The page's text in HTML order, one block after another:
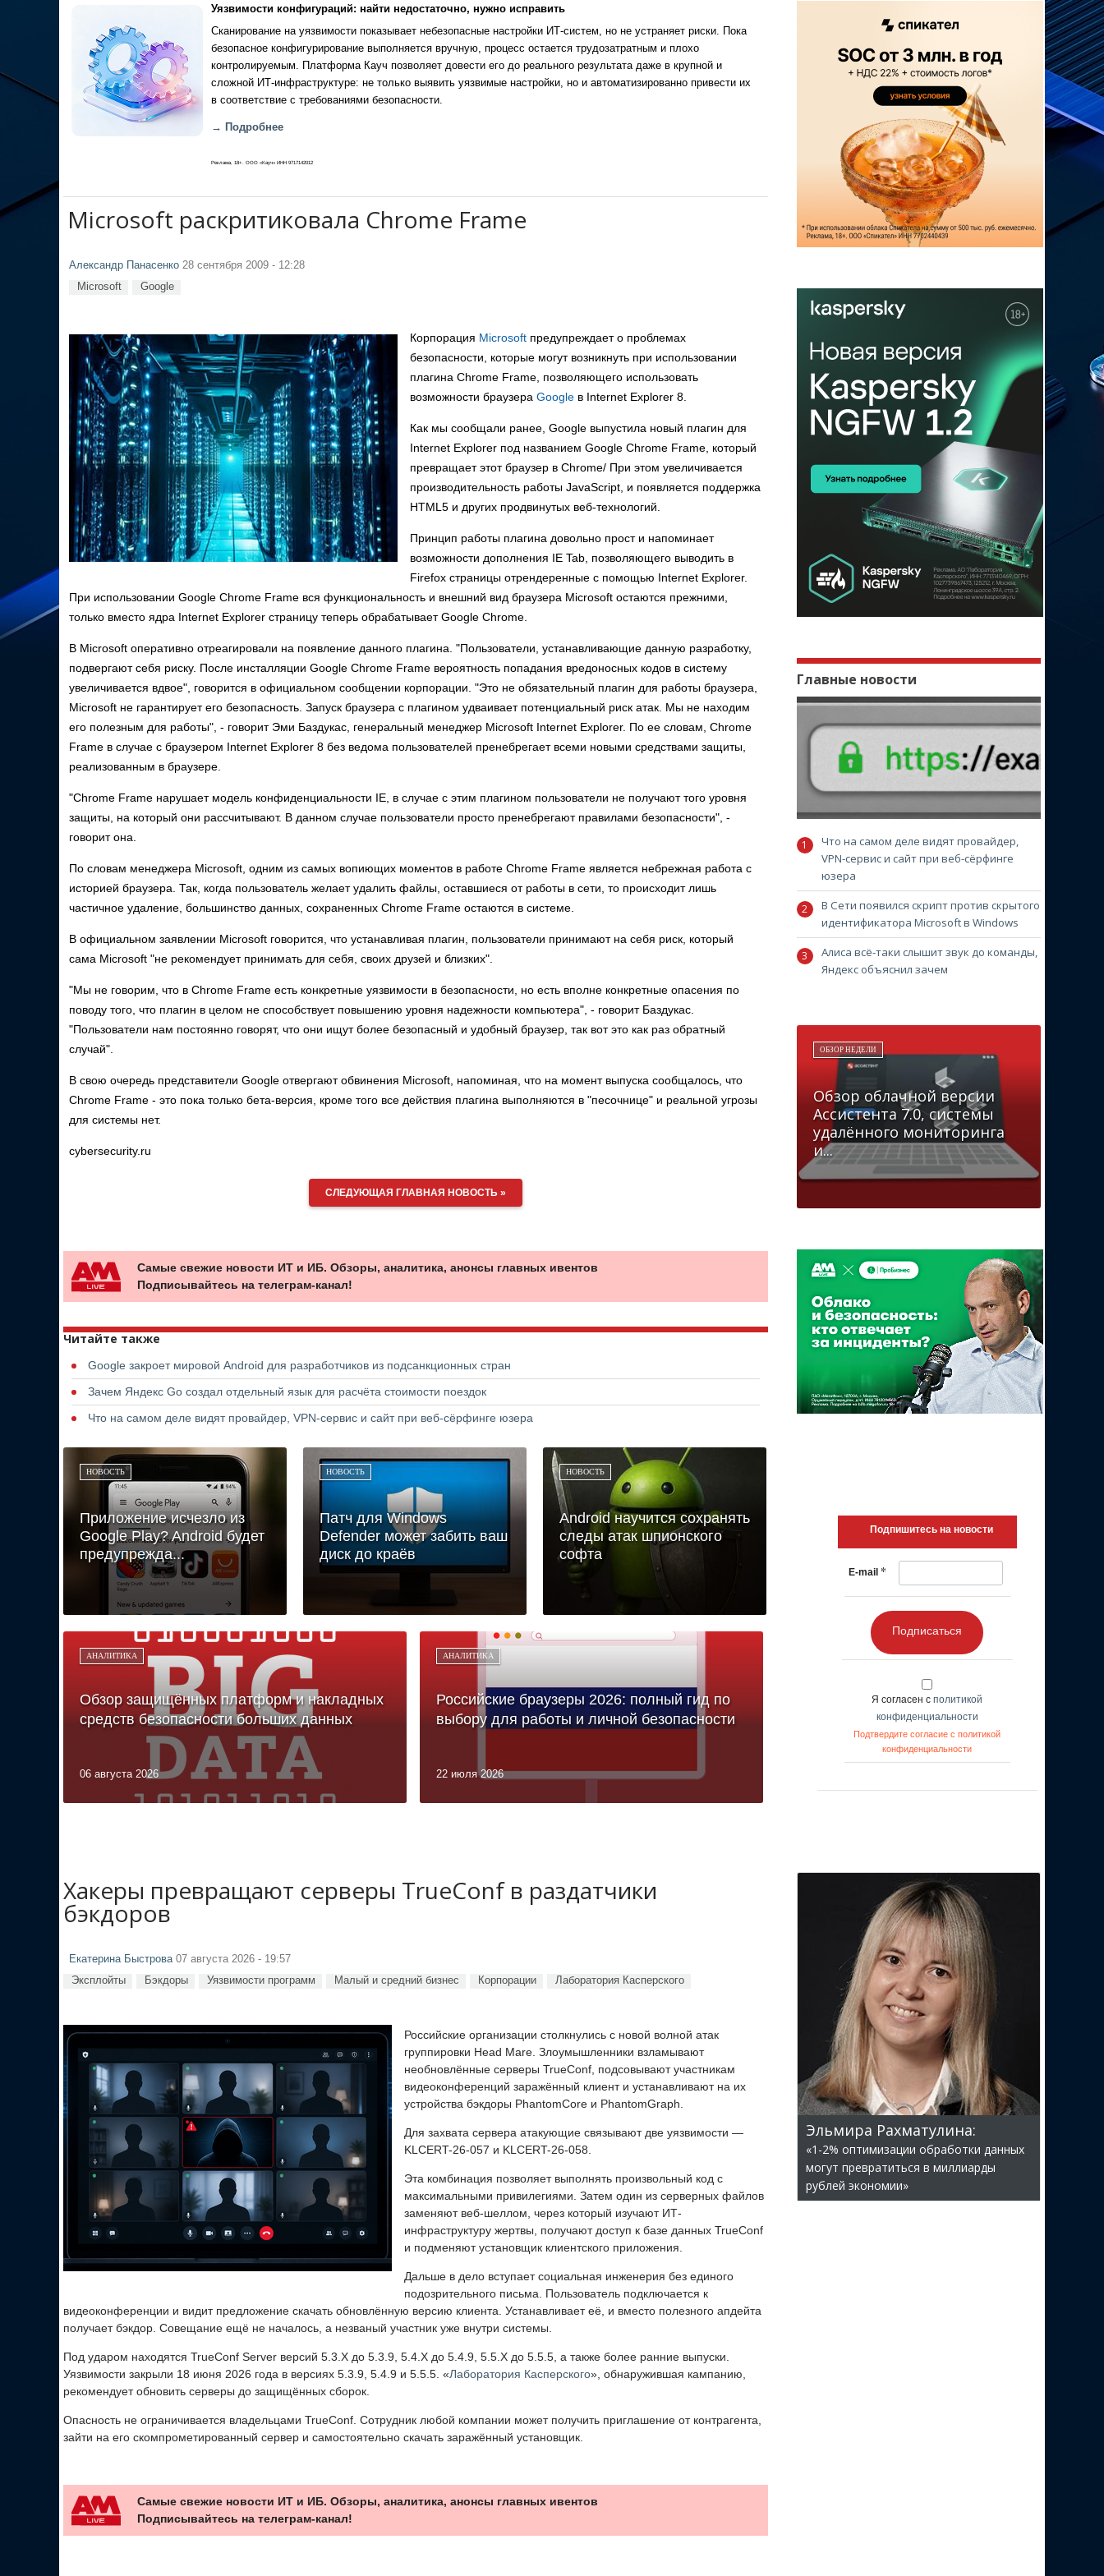
Уязвимости конфигураций: найти недостаточно, нужно исправить
Сканирование на уязвимости показывает небезопасные настройки ИТ-систем, но не устраняет риски. Пока
безопасное конфигурирование выполняется вручную, процесс остается трудозатратным и плохо
контролируемым. Платформа Кауч позволяет довести его до реального результата даже в крупной и
сложной ИТ-инфраструктуре: не только выявить уязвимые настройки, но и автоматизированно привести их
в соответствие с требованиями безопасности.
→ Подробнее
Реклама, 18+. ООО «Кауч» ИНН 9717142012
Microsoft раскритиковала Chrome Frame
Александр Панасенко 28 сентября 2009 - 12:28
Microsoft Google
Корпорация Microsoft предупреждает о проблемах
безопасности, которые могут возникнуть при использовании
плагина Chrome Frame, позволяющего использовать
возможности браузера Google в Internet Explorer 8.
Как мы сообщали ранее, Google выпустила новый плагин для
Internet Explorer под названием Google Chrome Frame, который
превращает этот браузер в Chrome/ При этом увеличивается
производительность работы JavaScript, и появляется поддержка
HTML5 и других продвинутых веб-технологий.
Принцип работы плагина довольно прост и напоминает
возможности дополнения IE Tab, позволяющего выводить в
Firefox страницы отрендеренные с помощью Internet Explorer.
При использовании Google Chrome Frame вся функциональность и внешний вид браузера Microsoft остаются прежними,
только вместо ядра Internet Explorer страницу теперь обрабатывает Google Chrome.
В Microsoft оперативно отреагировали на появление данного плагина. "Пользователи, устанавливающие данную разработку,
подвергают себя риску. После инсталляции Google Chrome Frame вероятность попадания вредоносных кодов в систему
увеличивается вдвое", говорится в официальном сообщении корпорации. "Это не обязательный плагин для работы браузера,
Microsoft не гарантирует его безопасность. Запуск браузера с плагином удваивает потенциальный риск атак. Мы не находим
его полезным для работы", - говорит Эми Баздукас, генеральный менеджер Microsoft Internet Explorer. По ее словам, Chrome
Frame в случае с браузером Internet Explorer 8 без ведома пользователей пренебрегает всеми новыми средствами защиты,
реализованным в браузере.
"Chrome Frame нарушает модель конфиденциальности IE, в случае с этим плагином пользователи не получают того уровня
защиты, на который они рассчитывают. В данном случае пользователи просто пренебрегают правилами безопасности", -
говорит она.
По словам менеджера Microsoft, одним из самых вопиющих моментов в работе Chrome Frame является небрежная работа с
историей браузера. Так, когда пользователь желает удалить файлы, оставшиеся от работы в сети, то происходит лишь
частичное удаление, большинство данных, сохраненных Chrome Frame остаются в системе.
В официальном заявлении Microsoft говорится, что устанавливая плагин, пользователи принимают на себя риск, который
сама Microsoft "не рекомендует принимать для себя, своих друзей и близких".
"Мы не говорим, что в Chrome Frame есть конкретные уязвимости в безопасности, но есть вполне конкретные опасения по
поводу того, что плагин в целом не способствует повышению уровня надежности компьютера", - говорит Баздукас.
"Пользователи нам постоянно говорят, что они ищут более безопасный и удобный браузер, так вот это как раз обратный
случай".
В свою очередь представители Google отвергают обвинения Microsoft, напоминая, что на момент выпуска сообщалось, что
Chrome Frame - это пока только бета-версия, кроме того все действия плагина выполняются в "песочнице" и реальной угрозы
для системы нет.
cybersecurity.ru
СЛЕДУЮЩАЯ ГЛАВНАЯ НОВОСТЬ »
Самые свежие новости ИТ и ИБ. Обзоры, аналитика, анонсы главных ивентов
Подписывайтесь на телеграм-канал!
Читайте также
Google закроет мировой Android для разработчиков из подсанкционных стран
Зачем Яндекс Go создал отдельный язык для расчёта стоимости поездок
Что на самом деле видят провайдер, VPN-сервис и сайт при веб-сёрфинге юзера
НОВОСТЬ
Приложение исчезло из
Google Play? Android будет
предупрежда...
НОВОСТЬ
Патч для Windows
Defender может забить ваш
диск до краёв
НОВОСТЬ
Android научится сохранять
следы атак шпионского
софта
АНАЛИТИКА
Обзор защищённых платформ и накладных
средств безопасности больших данных
06 августа 2026
АНАЛИТИКА
Российские браузеры 2026: полный гид по
выбору для работы и личной безопасности
22 июля 2026
Хакеры превращают серверы TrueConf в раздатчики
бэкдоров
Екатерина Быстрова 07 августа 2026 - 19:57
Эксплойты Бэкдоры Уязвимости программ Малый и средний бизнес Корпорации Лаборатория Касперского
Российские организации столкнулись с новой волной атак
группировки Head Mare. Злоумышленники взламывают
необновлённые серверы TrueConf, подсовывают участникам
видеоконференций заражённый клиент и устанавливают на их
устройства бэкдоры PhantomCore и PhantomGraph.
Для захвата сервера атакующие связывают две уязвимости —
KLCERT-26-057 и KLCERT-26-058.
Эта комбинация позволяет выполнять произвольный код с
максимальными привилегиями. Затем один из серверных файлов
заменяют веб-шеллом, через который изучают ИТ-
инфраструктуру жертвы, получают доступ к базе данных TrueConf
и подменяют установщик клиентского приложения.
Дальше в дело вступает социальная инженерия без единого
подозрительного письма. Пользователь подключается к
видеоконференции и видит предложение скачать обновлённую версию клиента. Устанавливает её, и вместо полезного апдейта
получает бэкдор. Совещание ещё не началось, а незваный участник уже внутри системы.
Под ударом находятся TrueConf Server версий 5.3.X до 5.3.9, 5.4.X до 5.4.9, 5.5.X до 5.5.5, а также более ранние выпуски.
Уязвимости закрыли 18 июня 2026 года в версиях 5.3.9, 5.4.9 и 5.5.5. «Лаборатория Касперского», обнаружившая кампанию,
рекомендует обновить серверы до защищённых сборок.
Опасность не ограничивается владельцами TrueConf. Сотрудник любой компании может получить приглашение от контрагента,
зайти на его скомпрометированный сервер и самостоятельно скачать заражённый установщик.
Самые свежие новости ИТ и ИБ. Обзоры, аналитика, анонсы главных ивентов
Подписывайтесь на телеграм-канал!
Главные новости
Что на самом деле видят провайдер,
VPN-сервис и сайт при веб-сёрфинге
юзера
В Сети появился скрипт против скрытого
идентификатора Microsoft в Windows
Алиса всё-таки слышит звук до команды,
Яндекс объяснил зачем
ОБЗОР НЕДЕЛИ
Обзор облачной версии
Ассистента 7.0, системы
удалённого мониторинга
и...
Подпишитесь на новости
E-mail *
Подписаться
Я согласен с политикой
конфиденциальности
Подтвердите согласие с политикой
конфиденциальности
Эльмира Рахматулина:
«1-2% оптимизации обработки данных
могут превратиться в миллиарды
рублей экономии»